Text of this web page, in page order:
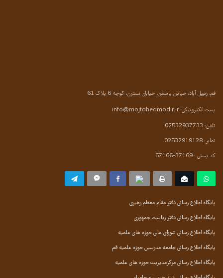
قم، زنبیل آباد، خیابان یاسمن، خیابان نسترن، کوچه 6 پلاک 61
پست الکترونیکی:info@mojtahedmodir.ir
تلفن: 02532937733
نمابر: 02532919128
کد پستی : 37169-57166
پایگاه اطلاع رسانی دفتر مقام معظم رهبری
پایگاه اطلاع رسانی دفتر ریاست جمهوری
پایگاه اطلاع رسانی شورای عالی حوزه های علمیه
پایگاه اطلاع رسانی جامعه مدرسین حوزه علمیه قم
پایگاه اطلاع رسانی مرکزمدیریت حوزه های علمیه